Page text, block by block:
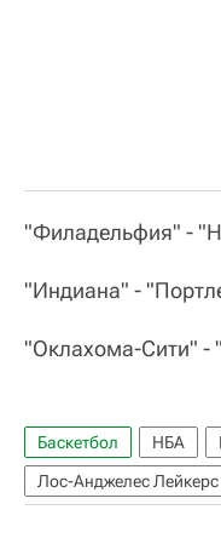
"Филадельфия" -
"Индиана" -
"Оклахома-Сити" -
Баскетбол НБА
Лос-Анджелес Лейкерс